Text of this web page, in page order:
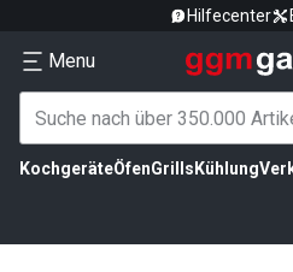
Hilfecenter
Menu
KochgeräteÖfenGrills Kühlung